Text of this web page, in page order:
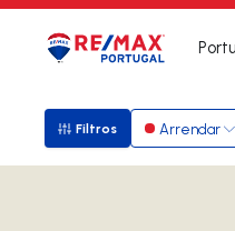
Logo Ir para página
Filtros
Filtros Arrendar